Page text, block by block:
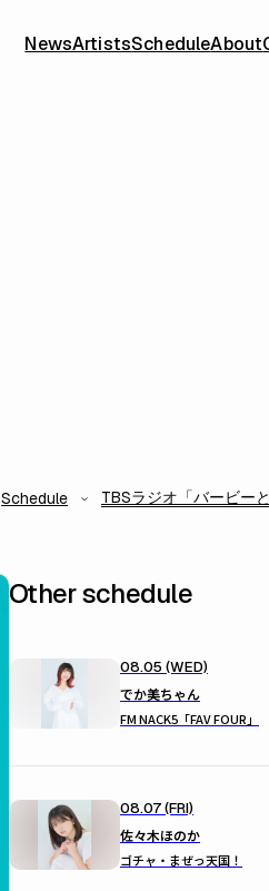
NewsArtistsScheduleAbout
Schedule TBSラジオ「バービー
Other schedule
08.05 (WED)
でか美ちゃん
FM NACK5「FAV FOUR」
08.07 (FRI)
佐々木ほのか
ゴチャ・まぜっ天国！